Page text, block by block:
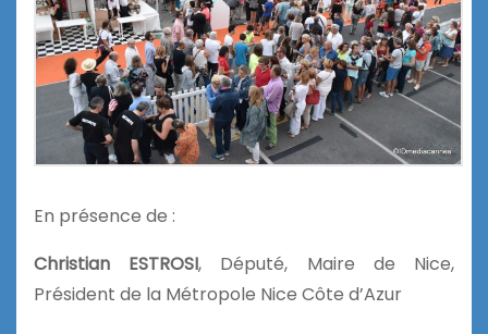
En présence de :
Christian ESTROSI, Député, Maire de Nice,
Président de la Métropole Nice Côte d’Azur